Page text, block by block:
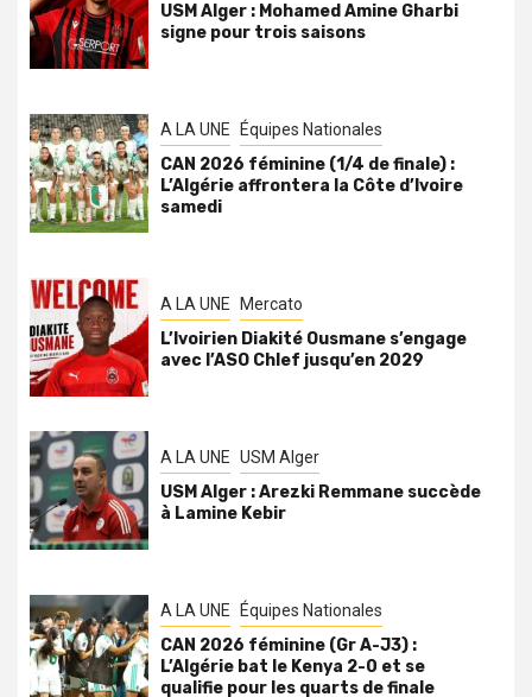
USM Alger : Mohamed Amine Gharbi
signe pour trois saisons
A LA UNE Équipes Nationales
CAN 2026 féminine (1/4 de finale) :
L’Algérie affrontera la Côte d’Ivoire
samedi
A LA UNE Mercato
L’Ivoirien Diakité Ousmane s’engage
avec l’ASO Chlef jusqu’en 2029
A LA UNE USM Alger
USM Alger : Arezki Remmane succède
à Lamine Kebir
A LA UNE Équipes Nationales
CAN 2026 féminine (Gr A-J3) :
L’Algérie bat le Kenya 2-0 et se
qualifie pour les quarts de finale